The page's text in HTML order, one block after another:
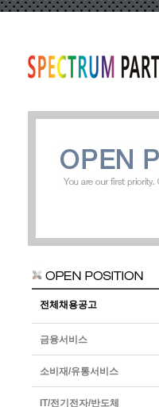
전체채용공고
금융서비스
소비재/유통서비스
IT/전기전자/반도체